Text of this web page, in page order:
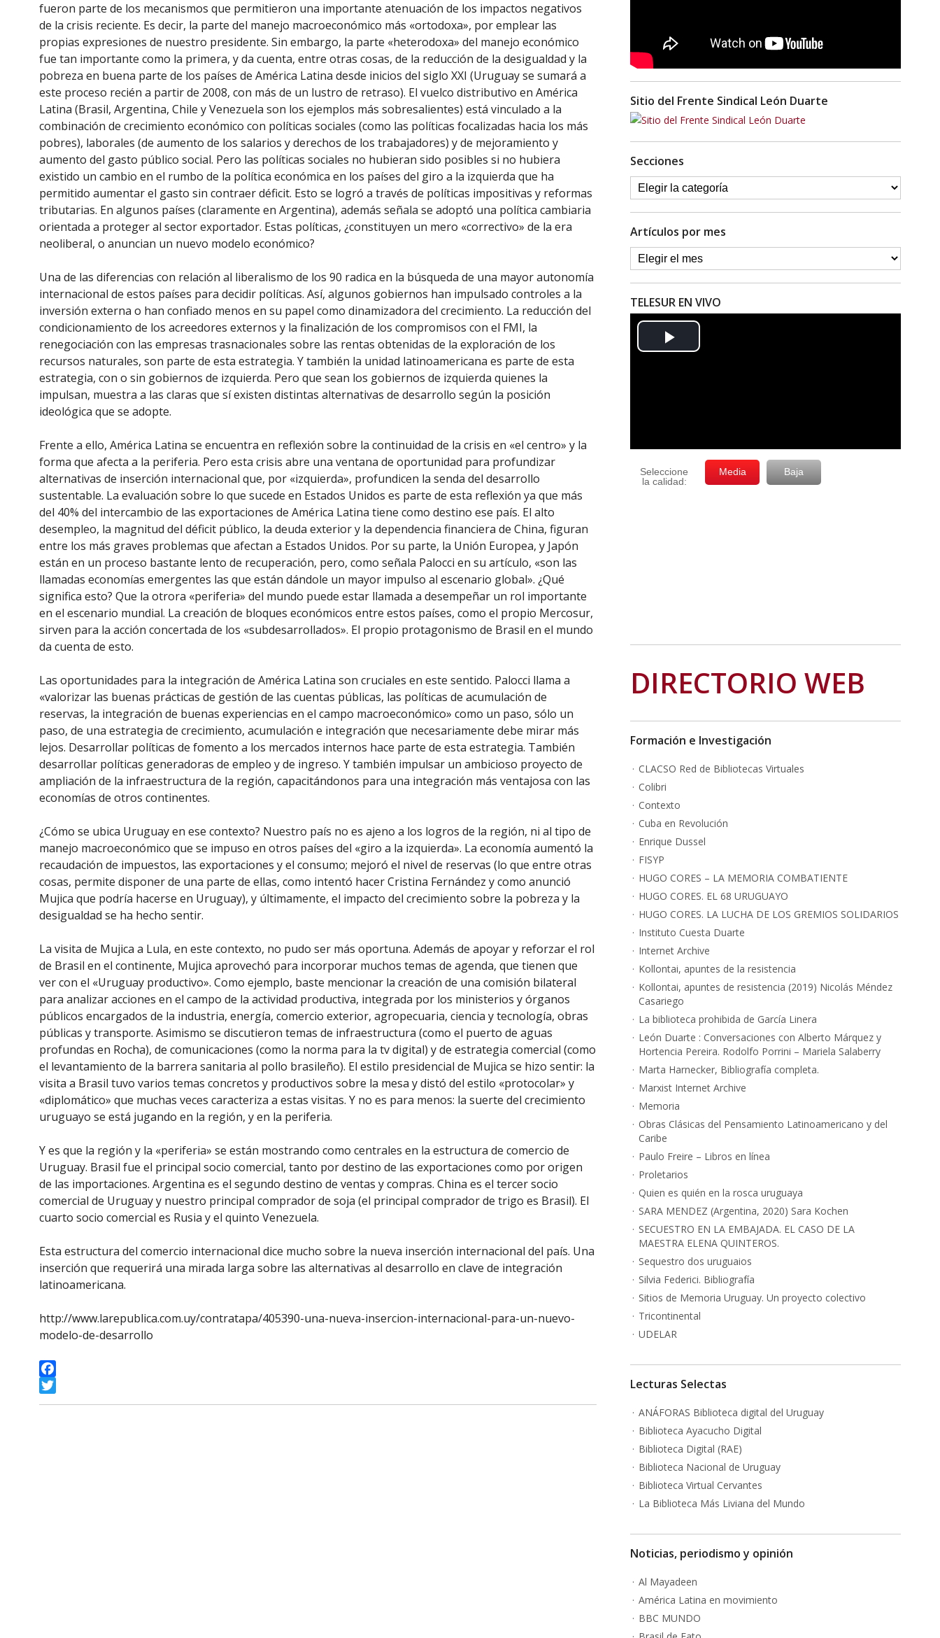
fueron parte de los mecanismos que permitieron una importante atenuación de los impactos negativos
de la crisis reciente. Es decir, la parte del manejo macroeconómico más «ortodoxa», por emplear las
propias expresiones de nuestro presidente. Sin embargo, la parte «heterodoxa» del manejo económico
fue tan importante como la primera, y da cuenta, entre otras cosas, de la reducción de la desigualdad y la
pobreza en buena parte de los países de América Latina desde inicios del siglo XXI (Uruguay se sumará a
este proceso recién a partir de 2008, con más de un lustro de retraso). El vuelco distributivo en América
Latina (Brasil, Argentina, Chile y Venezuela son los ejemplos más sobresalientes) está vinculado a la
combinación de crecimiento económico con políticas sociales (como las políticas focalizadas hacia los más
pobres), laborales (de aumento de los salarios y derechos de los trabajadores) y de mejoramiento y
aumento del gasto público social. Pero las políticas sociales no hubieran sido posibles si no hubiera
existido un cambio en el rumbo de la política económica en los países del giro a la izquierda que ha
permitido aumentar el gasto sin contraer déficit. Esto se logró a través de políticas impositivas y reformas
tributarias. En algunos países (claramente en Argentina), además ­señala­ se adoptó una política cambiaria
orientada a proteger al sector exportador. Estas políticas, ¿constituyen un mero «correctivo» de la era
neoliberal, o anuncian un nuevo modelo económico?
Una de las diferencias con relación al liberalismo de los 90 radica en la búsqueda de una mayor autonomía
internacional de estos países para decidir políticas. Así, algunos gobiernos han impulsado controles a la
inversión externa o han confiado menos en su papel como dinamizadora del crecimiento. La reducción del
condicionamiento de los acreedores externos y la finalización de los compromisos con el FMI, la
renegociación con las empresas trasnacionales sobre las rentas obtenidas de la exploración de los
recursos naturales, son parte de esta estrategia. Y también la unidad latinoamericana es parte de esta
estrategia, con o sin gobiernos de izquierda. Pero que sean los gobiernos de izquierda quienes la
impulsan, muestra a las claras que sí existen distintas alternativas de desarrollo según la posición
ideológica que se adopte.
Frente a ello, América Latina se encuentra en reflexión sobre la continuidad de la crisis en «el centro» y la
forma que afecta a la periferia. Pero esta crisis abre una ventana de oportunidad para profundizar
alternativas de inserción internacional que, por «izquierda», profundicen la senda del desarrollo
sustentable. La evaluación sobre lo que sucede en Estados Unidos es parte de esta reflexión ya que más
del 40% del intercambio de las exportaciones de América Latina tiene como destino ese país. El alto
desempleo, la magnitud del déficit público, la deuda exterior y la dependencia financiera de China, figuran
entre los más graves problemas que afectan a Estados Unidos. Por su parte, la Unión Europea, y Japón
están en un proceso bastante lento de recuperación, pero, como señala Palocci en su artículo, «son las
llamadas economías emergentes las que están dándole un mayor impulso al escenario global». ¿Qué
significa esto? Que la otrora «periferia» del mundo puede estar llamada a desempeñar un rol importante
en el escenario mundial. La creación de bloques económicos entre estos países, como el propio Mercosur,
sirven para la acción concertada de los «subdesarrollados». El propio protagonismo de Brasil en el mundo
da cuenta de esto.
Las oportunidades para la integración de América Latina son cruciales en este sentido. Palocci llama a
«valorizar las buenas prácticas de gestión de las cuentas públicas, las políticas de acumulación de
reservas, la integración de buenas experiencias en el campo macroeconómico» como un paso, sólo un
paso, de una estrategia de crecimiento, acumulación e integración que necesariamente debe mirar más
lejos. Desarrollar políticas de fomento a los mercados internos hace parte de esta estrategia. También
desarrollar políticas generadoras de empleo y de ingreso. Y también impulsar un ambicioso proyecto de
ampliación de la infraestructura de la región, capacitándonos para una integración más ventajosa con las
economías de otros continentes.
¿Cómo se ubica Uruguay en ese contexto? Nuestro país no es ajeno a los logros de la región, ni al tipo de
manejo macroeconómico que se impuso en otros países del «giro a la izquierda». La economía aumentó la
recaudación de impuestos, las exportaciones y el consumo; mejoró el nivel de reservas (lo que entre otras
cosas, permite disponer de una parte de ellas, como intentó hacer Cristina Fernández y como anunció
Mujica que podría hacerse en Uruguay), y últimamente, el impacto del crecimiento sobre la pobreza y la
desigualdad se ha hecho sentir.
La visita de Mujica a Lula, en este contexto, no pudo ser más oportuna. Además de apoyar y reforzar el rol
de Brasil en el continente, Mujica aprovechó para incorporar muchos temas de agenda, que tienen que
ver con el «Uruguay productivo». Como ejemplo, baste mencionar la creación de una comisión bilateral
para analizar acciones en el campo de la actividad productiva, integrada por los ministerios y órganos
públicos encargados de la industria, energía, comercio exterior, agropecuaria, ciencia y tecnología, obras
públicas y transporte. Asimismo se discutieron temas de infraestructura (como el puerto de aguas
profundas en Rocha), de comunicaciones (como la norma para la tv digital) y de estrategia comercial (como
el levantamiento de la barrera sanitaria al pollo brasileño). El estilo presidencial de Mujica se hizo sentir: la
visita a Brasil tuvo varios temas concretos y productivos sobre la mesa y distó del estilo «protocolar» y
«diplomático» que muchas veces caracteriza a estas visitas. Y no es para menos: la suerte del crecimiento
uruguayo se está jugando en la región, y en la periferia.
Y es que la región y la «periferia» se están mostrando como centrales en la estructura de comercio de
Uruguay. Brasil fue el principal socio comercial, tanto por destino de las exportaciones como por origen
de las importaciones. Argentina es el segundo destino de ventas y compras. China es el tercer socio
comercial de Uruguay y nuestro principal comprador de soja (el principal comprador de trigo es Brasil). El
cuarto socio comercial es Rusia y el quinto Venezuela.
Esta estructura del comercio internacional dice mucho sobre la nueva inserción internacional del país. Una
inserción que requerirá una mirada larga sobre las alternativas al desarrollo en clave de integración
latinoamericana.
http://www.larepublica.com.uy/contratapa/405390-una-nueva-insercion-internacional-para-un-nuevo-
modelo-de-desarrollo
Facebook
Twitter
Sitio del Frente Sindical León Duarte
Secciones
Artículos por mes
TELESUR EN VIVO
DIRECTORIO WEB
Formación e Investigación
CLACSO Red de Bibliotecas Virtuales
Colibri
Contexto
Cuba en Revolución
Enrique Dussel
FISYP
HUGO CORES – LA MEMORIA COMBATIENTE
HUGO CORES. EL 68 URUGUAYO
HUGO CORES. LA LUCHA DE LOS GREMIOS SOLIDARIOS
Instituto Cuesta Duarte
Internet Archive
Kollontai, apuntes de la resistencia
Kollontai, apuntes de resistencia (2019) Nicolás Méndez
Casariego
La biblioteca prohibida de García Linera
León Duarte : Conversaciones con Alberto Márquez y
Hortencia Pereira. Rodolfo Porrini – Mariela Salaberry
Marta Harnecker, Bibliografía completa.
Marxist Internet Archive
Memoria
Obras Clásicas del Pensamiento Latinoamericano y del
Caribe
Paulo Freire – Libros en línea
Proletarios
Quien es quién en la rosca uruguaya
SARA MENDEZ (Argentina, 2020) Sara Kochen
SECUESTRO EN LA EMBAJADA. EL CASO DE LA
MAESTRA ELENA QUINTEROS.
Sequestro dos uruguaios
Silvia Federici. Bibliografía
Sitios de Memoria Uruguay. Un proyecto colectivo
Tricontinental
UDELAR
Lecturas Selectas
ANÁFORAS Biblioteca digital del Uruguay
Biblioteca Ayacucho Digital
Biblioteca Digital (RAE)
Biblioteca Nacional de Uruguay
Biblioteca Virtual Cervantes
La Biblioteca Más Liviana del Mundo
Noticias, periodismo y opinión
Al Mayadeen
América Latina en movimiento
BBC MUNDO